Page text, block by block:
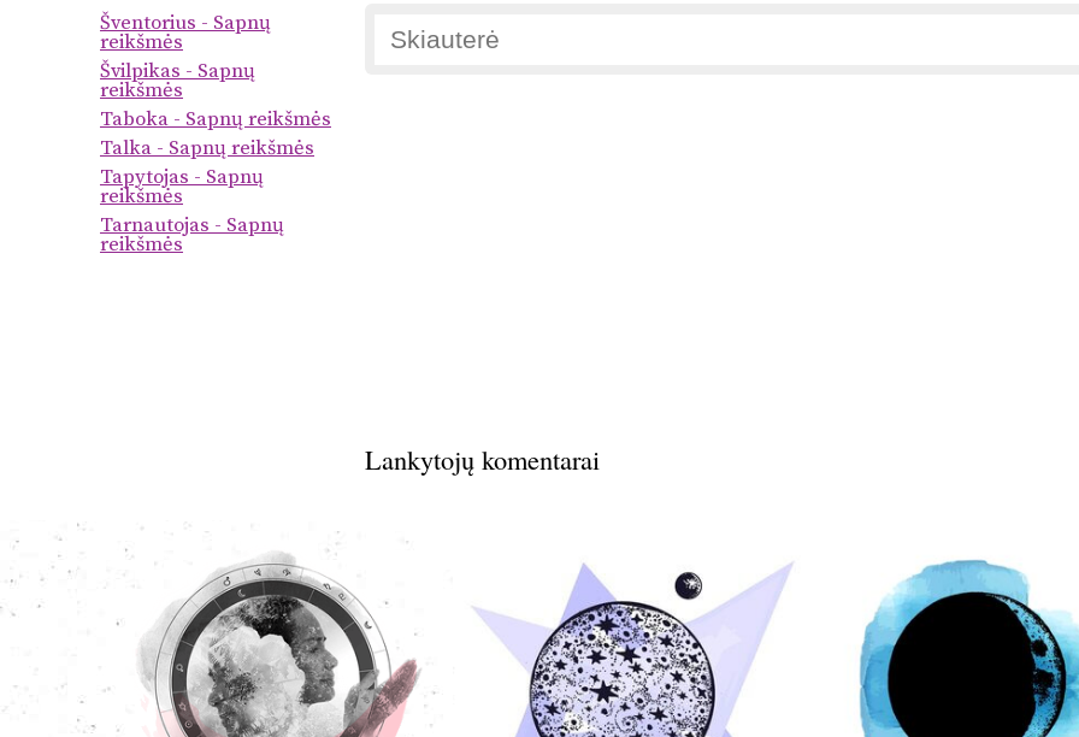
Šventorius - Sapnų
reikšmės
Švilpikas - Sapnų
reikšmės
Taboka - Sapnų reikšmės
Talka - Sapnų reikšmės
Tapytojas - Sapnų
reikšmės
Tarnautojas - Sapnų
reikšmės
Lankytojų komentarai